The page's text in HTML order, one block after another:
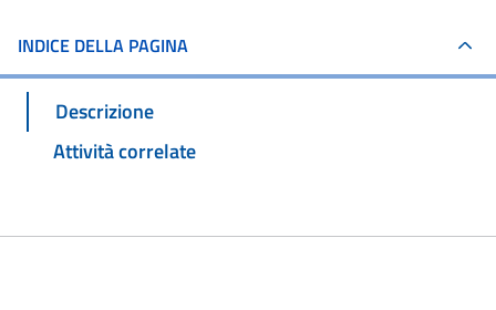
INDICE DELLA PAGINA
Descrizione
Attività correlate